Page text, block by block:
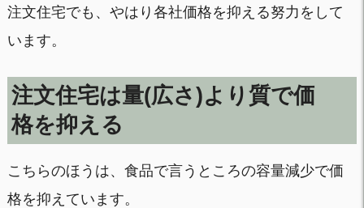
注文住宅でも、やはり各社価格を抑える努力をして
います。
注文住宅は量(広さ)より質で価
格を抑える
こちらのほうは、食品で言うところの容量減少で価
格を抑えています。